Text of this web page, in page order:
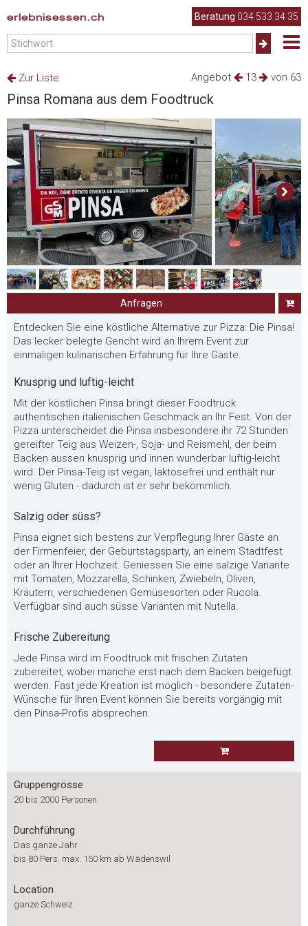
erlebnisessen.ch Beratung 034 533 34 35
Angebot 13 von 63
Zur Liste
Pinsa Romana aus dem Foodtruck
Anfragen
Entdecken Sie eine köstliche Alternative zur Pizza: Die Pinsa!
Das lecker belegte Gericht wird an Ihrem Event zur
einmaligen kulinarischen Erfahrung für Ihre Gäste.
Knusprig und luftig-leicht
Mit der köstlichen Pinsa bringt dieser Foodtruck
authentischen italienischen Geschmack an Ihr Fest. Von der
Pizza unterscheidet die Pinsa insbesondere ihr 72 Stunden
gereifter Teig aus Weizen-, Soja- und Reismehl, der beim
Backen aussen knusprig und innen wunderbar luftig-leicht
wird. Der Pinsa-Teig ist vegan, laktosefrei und enthält nur
wenig Gluten - dadurch ist er sehr bekömmlich.
Salzig oder süss?
Pinsa eignet sich bestens zur Verpflegung Ihrer Gäste an
der Firmenfeier, der Geburtstagsparty, an einem Stadtfest
oder an Ihrer Hochzeit. Geniessen Sie eine salzige Variante
mit Tomaten, Mozzarella, Schinken, Zwiebeln, Oliven,
Kräutern, verschiedenen Gemüsesorten oder Rucola.
Verfügbar sind auch süsse Varianten mit Nutella.
Frische Zubereitung
Jede Pinsa wird im Foodtruck mit frischen Zutaten
zubereitet, wobei manche erst nach dem Backen beigefügt
werden. Fast jede Kreation ist möglich - besondere Zutaten-
Wünsche für Ihren Event können Sie bereits vorgängig mit
den Pinsa-Profis absprechen.
Gruppengrösse
20 bis 2000 Personen
Durchführung
Das ganze Jahr
bis 80 Pers. max. 150 km ab Wädenswil
Location
ganze Schweiz